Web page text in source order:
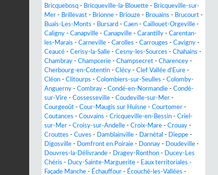
Bricquebosq - Bricqueville-la-Blouette - Bricqueville-sur-
Mer - Brillevast - Brionne - Briouze - Brouains - Brucourt -
Buais-Les-Monts - Bursard - Caen - Caillouet-Orgeville -
Caligny - Canapville - Canapville - Carantilly - Carentan-
les-Marais - Carneville - Carolles - Carrouges - Cavigny -
Ceaucé - Cerisy-la-Salle - Cesny-les-Sources - Chahains -
Chambray - Champcerie - Champsecret - Charencey -
Cherbourg-en-Cotentin - Clécy - Clef Vallée d'Eure -
Cléon - Clitourps - Colombiers-sur-Seulles - Colomby-
Anguerny - Combray - Condé-en-Normandie - Condé-
sur-Vire - Cossesseville - Coudeville-sur-Mer -
Courgeoût - Cour-Maugis sur Huisne - Courtomer -
Coutances - Couvains - Cricqueville-en-Bessin - Criel-
sur-Mer - Croisy-sur-Andelle - Croix-Mare - Crouay -
Crouttes - Cuves - Damblainville - Darnétal - Dieppe -
Digosville - Domfront en Poiraie - Donnay - Doudeville -
Douvres-la-Délivrande - Dragey-Ronthon -
Ducey-Les
Chéris - Ducy-Sainte-Marguerite - Eaux territoriales -
Façade Manche - Échauffour - Écouché-les-Vallées -